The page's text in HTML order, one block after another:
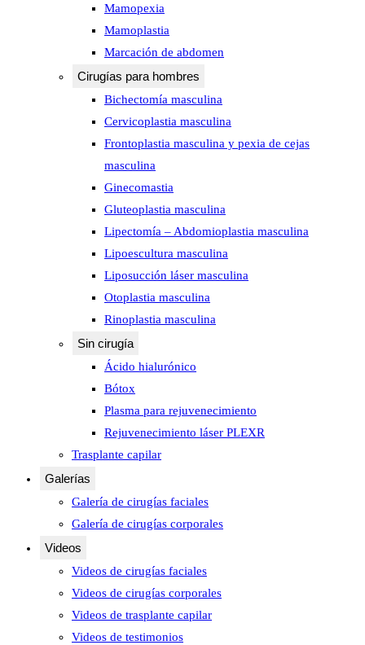
Mamopexia
Mamoplastia
Marcación de abdomen
Cirugías para hombres
Bichectomía masculina
Cervicoplastia masculina
Frontoplastia masculina y pexia de cejas
masculina
Ginecomastia
Gluteoplastia masculina
Lipectomía – Abdomioplastia masculina
Lipoescultura masculina
Liposucción láser masculina
Otoplastia masculina
Rinoplastia masculina
Sin cirugía
Ácido hialurónico
Bótox
Plasma para rejuvenecimiento
Rejuvenecimiento láser PLEXR
Trasplante capilar
Galerías
Galería de cirugías faciales
Galería de cirugías corporales
Videos
Videos de cirugías faciales
Videos de cirugías corporales
Videos de trasplante capilar
Videos de testimonios